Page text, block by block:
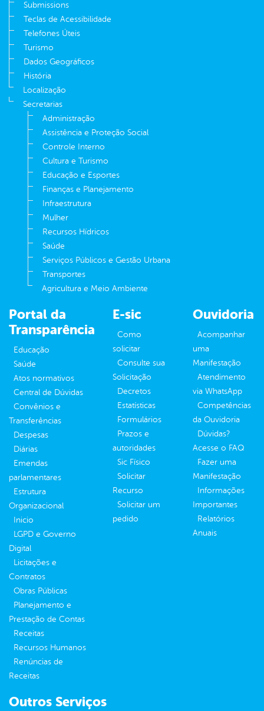
Submissions
Teclas de Acessibilidade
Telefones Úteis
Turismo
Dados Geográficos
História
Localização
Secretarias
Administração
Assistência e Proteção Social
Controle Interno
Cultura e Turismo
Educação e Esportes
Finanças e Planejamento
Infraestrutura
Mulher
Recursos Hídricos
Saúde
Serviços Públicos e Gestão Urbana
Transportes
Agricultura e Meio Ambiente
Portal da
Transparência
Educação
Saúde
Atos normativos
Central de Dúvidas
Convênios e
Transferências
Despesas
Diárias
Emendas
parlamentares
Estrutura
Organizacional
Inicio
LGPD e Governo
Digital
Licitações e
Contratos
Obras Públicas
Planejamento e
Prestação de Contas
Receitas
Recursos Humanos
Renúncias de
Receitas
E-sic
Como
solicitar
Consulte sua
Solicitação
Decretos
Estatísticas
Formulários
Prazos e
autoridades
Sic Físico
Solicitar
Recurso
Solicitar um
pedido
Ouvidoria
Acompanhar
uma
Manifestação
Atendimento
via WhatsApp
Competências
da Ouvidoria
Dúvidas?
Acesse o FAQ
Fazer uma
Manifestação
Informações
Importantes
Relatórios
Anuais
Outros Serviços